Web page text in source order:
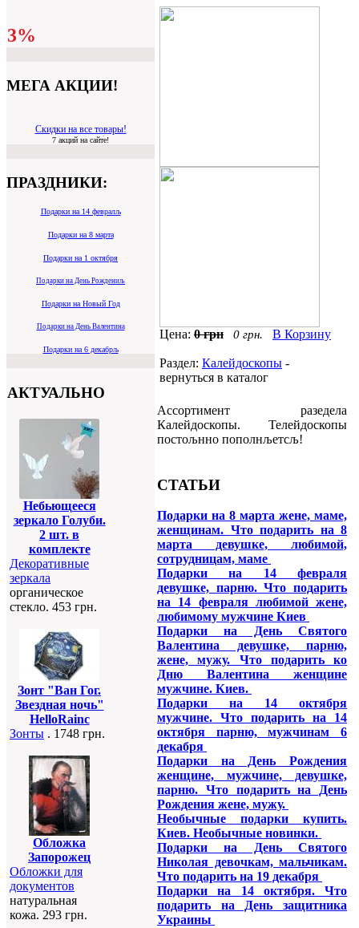
3%
МЕГА АКЦИИ!
Скидки на все товары!
7 акций на сайте!
ПРАЗДНИКИ:
Подарки на 14 февралљ
Подарки на 8 марта
Подарки на 1 октября
Подарки на День Рождениљ
Подарки на Новый Год
Подарки на День Валентина
Подарки на 6 декабрљ
АКТУАЛЬНО
Небьющееся
зеркало Голуби.
2 шт. в
комплекте
Декоративные
зеркала
органическое
стекло. 453 грн.
Зонт "Ван Гог.
Звездная ночь"
HelloRainc
Зонты . 1748 грн.
Обложка
Запорожец
Обложки для
документов
натуральная
кожа. 293 грн.
Цена: 0 грн 0 грн. В Корзину
Раздел: Калейдоскопы -
вернуться в каталог
Ассортимент разедела
Калейдоскопы. Телейдоскопы
постољнно пополнљетсљ!
СТАТЬИ
Подарки на 8 марта жене, маме,
женщинам. Что подарить на 8
марта девушке, любимой,
сотрудницам, маме
Подарки на 14 февраля
девушке, парню. Что подарить
на 14 февраля любимой жене,
любимому мужчине Киев
Подарки на День Святого
Валентина девушке, парню,
жене, мужу. Что подарить ко
Дню Валентина женщине
мужчине. Киев.
Подарки на 14 октября
мужчине. Что подарить на 14
октября парню, мужчинам 6
декабря
Подарки на День Рождения
женщине, мужчине, девушке,
парню. Что подарить на День
Рождения жене, мужу.
Необычные подарки купить.
Киев. Необычные новинки.
Подарки на День Святого
Николая девочкам, мальчикам.
Что подарить на 19 декабря
Подарки на 14 октября. Что
подарить на День защитника
Украины